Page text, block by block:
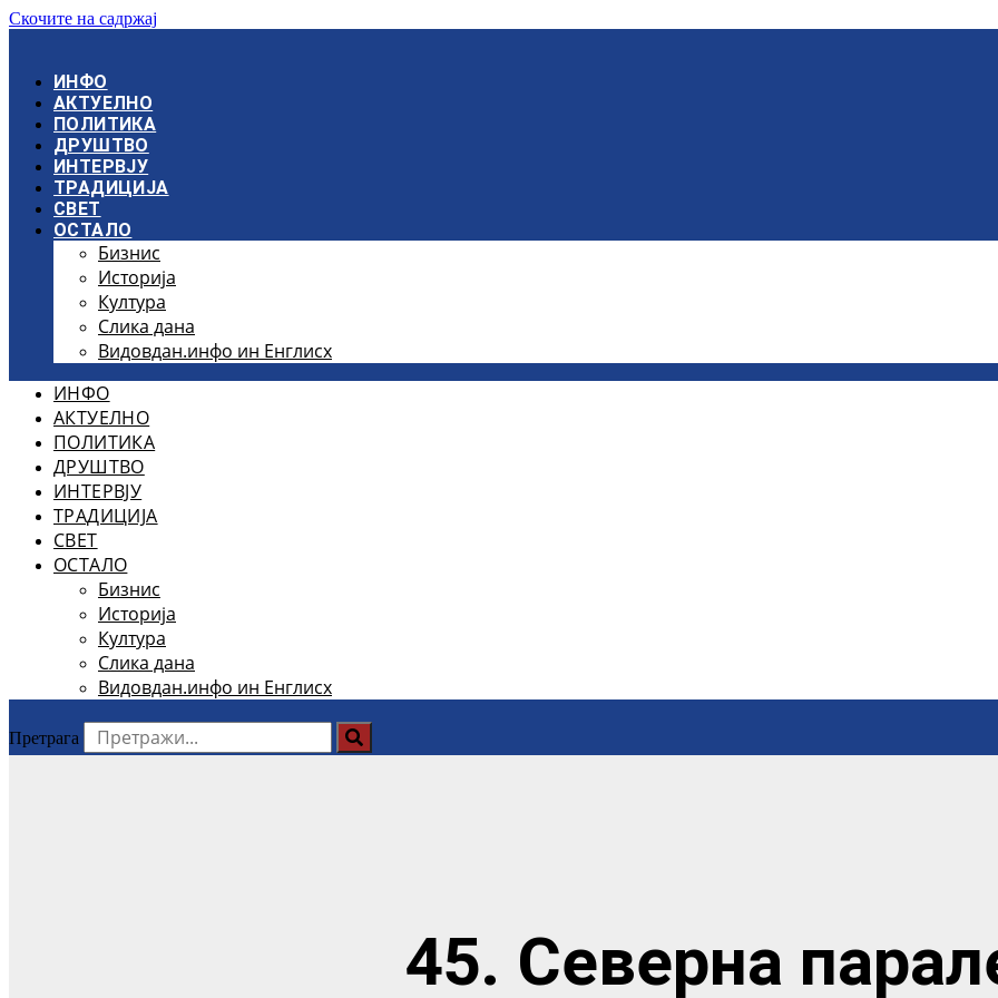
Скочите на садржај
ИНФО
АКТУЕЛНО
ПОЛИТИКА
ДРУШТВО
ИНТЕРВЈУ
ТРАДИЦИЈА
СВЕТ
ОСТАЛО
Бизнис
Историја
Култура
Слика дана
Видовдан.инфо ин Енглисх
ИНФО
АКТУЕЛНО
ПОЛИТИКА
ДРУШТВО
ИНТЕРВЈУ
ТРАДИЦИЈА
СВЕТ
ОСТАЛО
Бизнис
Историја
Култура
Слика дана
Видовдан.инфо ин Енглисх
Претрага
45. Северна